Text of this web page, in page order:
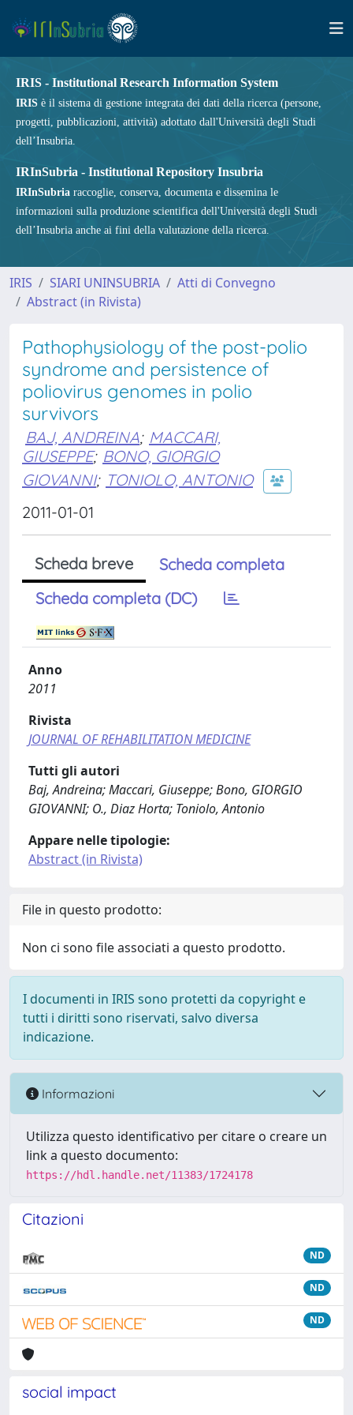
IRIS - Institutional Research Information System
IRIS è il sistema di gestione integrata dei dati della ricerca (persone,
progetti, pubblicazioni, attività) adottato dall'Università degli Studi
dell’Insubria.
IRInSubria - Institutional Repository Insubria
IRInSubria raccoglie, conserva, documenta e dissemina le
informazioni sulla produzione scientifica dell'Università degli Studi
dell’Insubria anche ai fini della valutazione della ricerca.
IRIS SIARI UNINSUBRIA
Atti di Convegno
Abstract (in Rivista)
Pathophysiology of the post-polio
syndrome and persistence of
poliovirus genomes in polio
survivors
BAJ, ANDREINA; MACCARI,
GIUSEPPE; BONO, GIORGIO
GIOVANNI; TONIOLO, ANTONIO
2011-01-01
Scheda breve
Scheda completa
Scheda completa (DC)
Anno
2011
Rivista
JOURNAL OF REHABILITATION MEDICINE
Tutti gli autori
Baj, Andreina; Maccari, Giuseppe; Bono, GIORGIO
GIOVANNI; O., Diaz Horta; Toniolo, Antonio
Appare nelle tipologie:
Abstract (in Rivista)
File in questo prodotto:
Non ci sono file associati a questo prodotto.
I documenti in IRIS sono protetti da copyright e
tutti i diritti sono riservati, salvo diversa
indicazione.
Informazioni
Utilizza questo identificativo per citare o creare un
link a questo documento:
https://hdl.handle.net/11383/1724178
Citazioni
ND
ND
ND
social impact